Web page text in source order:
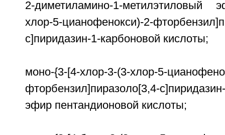
2-диметиламино-1-метилэтиловый
хлор-5-цианофенокси)-2-
c]пиридазин-1-карбоновой кислоты;
моно-{3-[4-хлор-3-(3-хлор-5-
фторбензил]пиразоло[3,4-
эфир пентандионовой кислоты;